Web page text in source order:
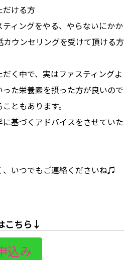
ける方
ィングをやる、やらないにかか
ウンセリングを受けて頂ける方
く中で、実はファスティングよ
た栄養素を摂った方が良いので
ともあります。
基づくアドバイスをさせていた
、いつでもご連絡くださいね♫
こちら↓
込み